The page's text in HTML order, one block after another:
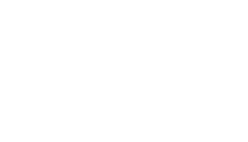
附市議会議員【公式サイ